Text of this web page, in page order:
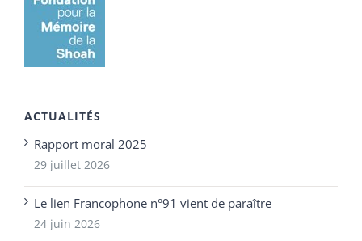
ACTUALITÉS
Rapport moral 2025
29 juillet 2026
Le lien Francophone n°91 vient de paraître
24 juin 2026